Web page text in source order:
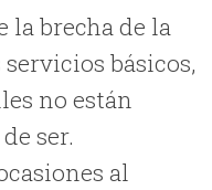
la brecha de la
básicos,
no están
ser.
al